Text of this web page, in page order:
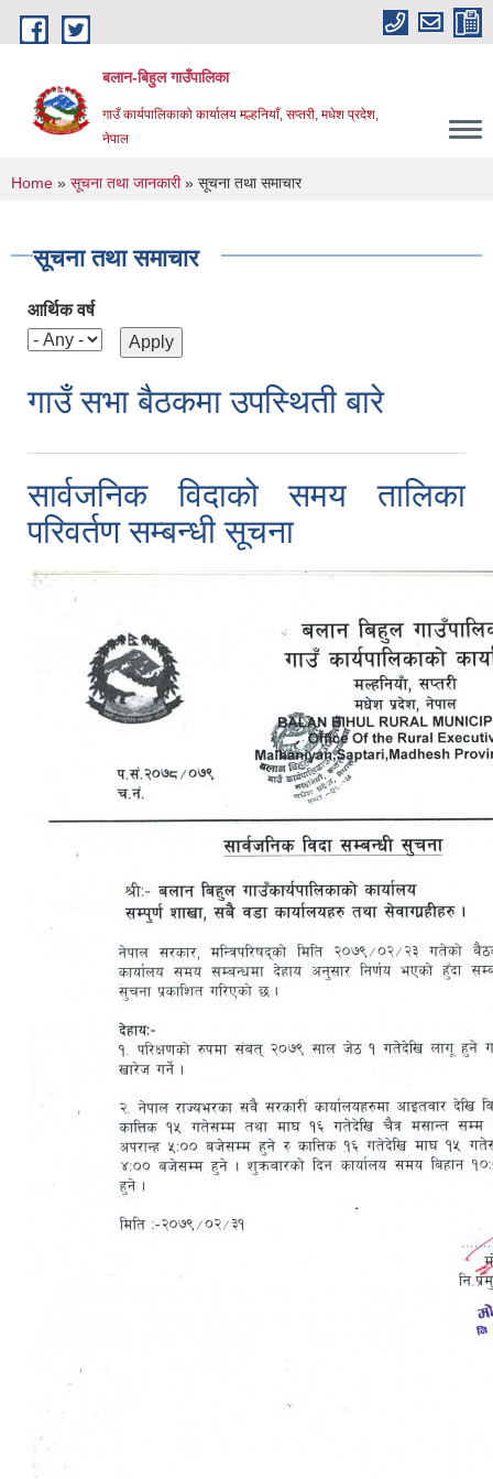
Skip to main content
बलान-बिहुल गाउँपालिका
गाउँ कार्यपालिकाको कार्यालय मल्हनियाँ, सप्तरी, मधेश प्रदेश,
नेपाल
You are here
Home » सूचना तथा जानकारी» सूचना तथा समाचार
सूचना तथा समाचार
आर्थिक वर्ष
गाउँ सभा बैठकमा उपस्थिती बारे
सार्वजनिक विदाको समय तालिका
परिवर्तण सम्बन्धी सूचना